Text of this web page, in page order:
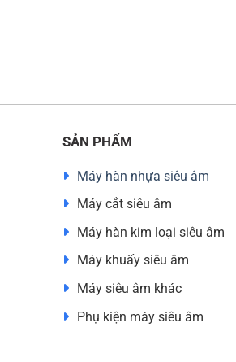
SẢN PHẨM
Máy hàn nhựa siêu âm
Máy cắt siêu âm
Máy hàn kim loại siêu âm
Máy khuấy siêu âm
Máy siêu âm khác
Phụ kiện máy siêu âm